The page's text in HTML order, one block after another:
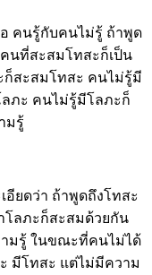
คนรู้กับคนไม่รู้ ถ้าพูด
นที่สะสมโทสะก็เป็น
สะสมโทสะ คนไม่รู้มี
ภะ คนไม่รู้มีโลภะก็
มรู้
อียดว่า ถ้าพูดถึงโทสะ
โลภะก็สะสมด้วยกัน
มรู้ ในขณะที่คนไม่ได้
มีโทสะ แต่ไม่มีความ